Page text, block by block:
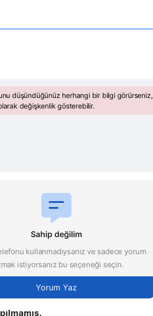
düşündüğünüz herhangi bir bilgi görürseniz,
değişkenlik gösterebilir.
Sahip değilim
kullanmadıysanız ve sadece yorum
istiyorsanız bu seçeneği seçin.
Yorum Yaz